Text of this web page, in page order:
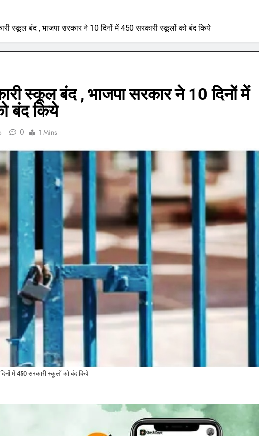
स्कूल बंद , भाजपा सरकार ने 10 दिनों में 450 सरकारी स्कूलों को बंद किये
स्कूल बंद , भाजपा सरकार ने 10 दिनों में
बंद किये
0 1 Mins
में 450 सरकारी स्कूलों को बंद किये